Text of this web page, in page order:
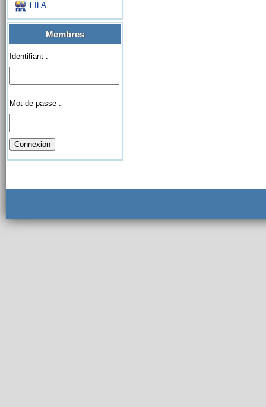
FIFA
Membres
Identifiant :
Mot de passe :